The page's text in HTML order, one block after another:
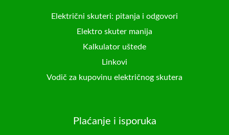
Električni skuteri: pitanja i odgovori
Elektro skuter manija
Kalkulator uštede
Linkovi
Vodič za kupovinu električnog skutera
Plaćanje i isporuka